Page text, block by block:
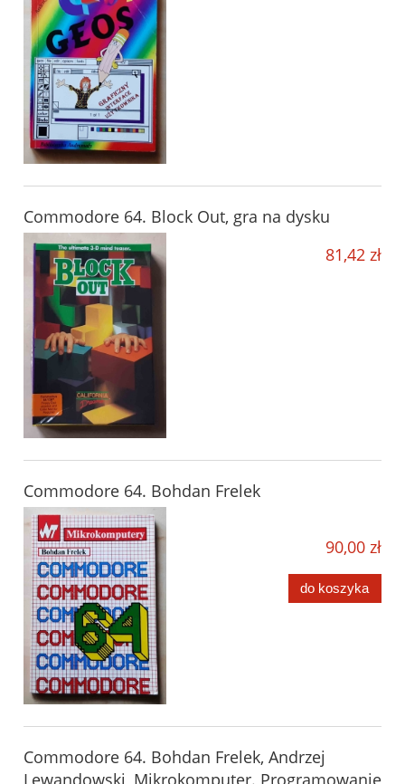
Commodore 64. Block Out, gra na dysku
81,42 zł
Commodore 64. Bohdan Frelek
90,00 zł
do koszyka
Commodore 64. Bohdan Frelek, Andrzej
Lewandowski, Mikrokomputer. Programowanie